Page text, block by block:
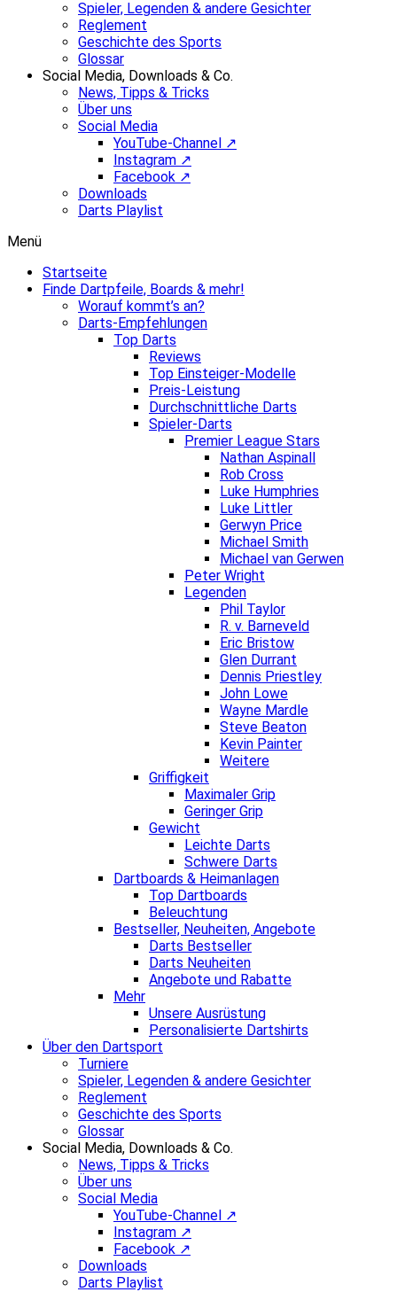
Spieler, Legenden & andere Gesichter
Reglement
Geschichte des Sports
Glossar
Social Media, Downloads & Co.
News, Tipps & Tricks
Über uns
Social Media
YouTube-Channel ↗
Instagram ↗
Facebook ↗
Downloads
Darts Playlist
Menü
Startseite
Finde Dartpfeile, Boards & mehr!
Worauf kommt’s an?
Darts-Empfehlungen
Top Darts
Reviews
Top Einsteiger-Modelle
Preis-Leistung
Durchschnittliche Darts
Spieler-Darts
Premier League Stars
Nathan Aspinall
Rob Cross
Luke Humphries
Luke Littler
Gerwyn Price
Michael Smith
Michael van Gerwen
Peter Wright
Legenden
Phil Taylor
R. v. Barneveld
Eric Bristow
Glen Durrant
Dennis Priestley
John Lowe
Wayne Mardle
Steve Beaton
Kevin Painter
Weitere
Griffigkeit
Maximaler Grip
Geringer Grip
Gewicht
Leichte Darts
Schwere Darts
Dartboards & Heimanlagen
Top Dartboards
Beleuchtung
Bestseller, Neuheiten, Angebote
Darts Bestseller
Darts Neuheiten
Angebote und Rabatte
Mehr
Unsere Ausrüstung
Personalisierte Dartshirts
Über den Dartsport
Turniere
Spieler, Legenden & andere Gesichter
Reglement
Geschichte des Sports
Glossar
Social Media, Downloads & Co.
News, Tipps & Tricks
Über uns
Social Media
YouTube-Channel ↗
Instagram ↗
Facebook ↗
Downloads
Darts Playlist